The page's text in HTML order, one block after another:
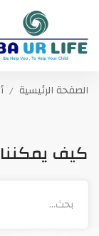
الصفحة الرئيسية
كيف